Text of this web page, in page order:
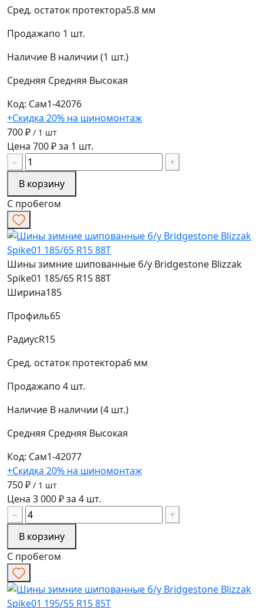
Сред. остаток протектора5.8 мм
Продажапо 1 шт.
Наличие В наличии (1 шт.)
Средняя Средняя Высокая
Код: Сам1-42076
+Скидка 20% на шиномонтаж
700 ₽ / 1 шт
Цена 700 ₽ за 1 шт.
−
+
В корзину
С пробегом
Шины зимние шипованные б/у Bridgestone Blizzak
Spike01 185/65 R15 88T
Ширина185
Профиль65
РадиусR15
Сред. остаток протектора6 мм
Продажапо 4 шт.
Наличие В наличии (4 шт.)
Средняя Средняя Высокая
Код: Сам1-42077
+Скидка 20% на шиномонтаж
750 ₽ / 1 шт
Цена 3 000 ₽ за 4 шт.
−
+
В корзину
С пробегом